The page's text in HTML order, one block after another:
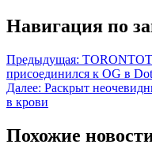
Навигация по
Предыдущая:
присоединился к OG в
Далее: Раскрыт
в крови
Похожие